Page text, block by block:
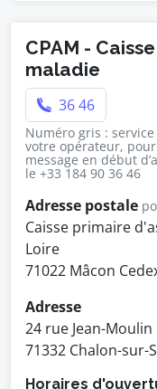
CPAM -
maladie
36 46
Numéro gris :
votre opérateur,
message en début
le +33 184 90 36 46
Adresse postale
Caisse primaire
Loire
71022 Mâcon
Adresse
24 rue Jean-Moulin
71332 Chalon-sur-
Horaires